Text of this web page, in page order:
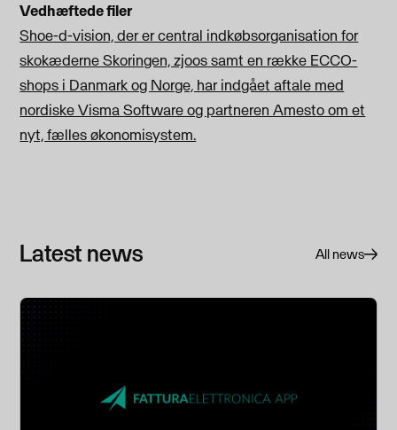
Vedhæftede filer
Shoe-d-vision, der er central indkøbsorganisation for
skokæderne Skoringen, zjoos samt en række ECCO-
shops i Danmark og Norge, har indgået aftale med
nordiske Visma Software og partneren Amesto om et
nyt, fælles økonomisystem.
Latest news All news